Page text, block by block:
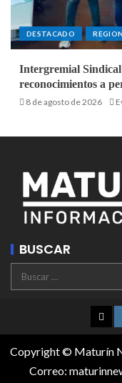
DESTACADO
Intergremial
reconocimientos a
8 de agosto de 2026
BUSCAR
Copyright © Maturín
Correo: